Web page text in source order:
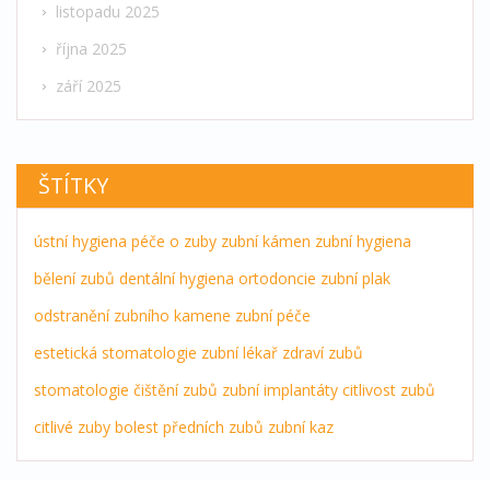
listopadu 2025
října 2025
září 2025
ŠTÍTKY
ústní hygiena péče o zuby zubní kámen zubní hygiena
bělení zubů dentální hygiena ortodoncie zubní plak
odstranění zubního kamene zubní péče
estetická stomatologie zubní lékař zdraví zubů
stomatologie čištění zubů zubní implantáty citlivost zubů
citlivé zuby bolest předních zubů zubní kaz